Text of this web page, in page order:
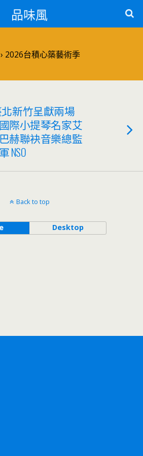
品味風
2026台積心築藝術季
北新竹呈獻兩場
際小提琴名家艾
赫聯袂音樂總監
NSO
Back to top
Desktop